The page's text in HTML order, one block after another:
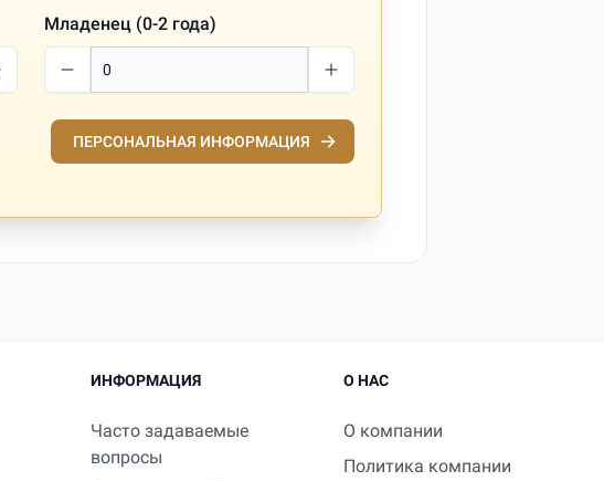
Младенец (0-2 года)
ПЕРСОНАЛЬНАЯ ИНФОРМАЦИЯ
ИНФОРМАЦИЯ
Часто задаваемые
вопросы
О НАС
О компании
Политика компании